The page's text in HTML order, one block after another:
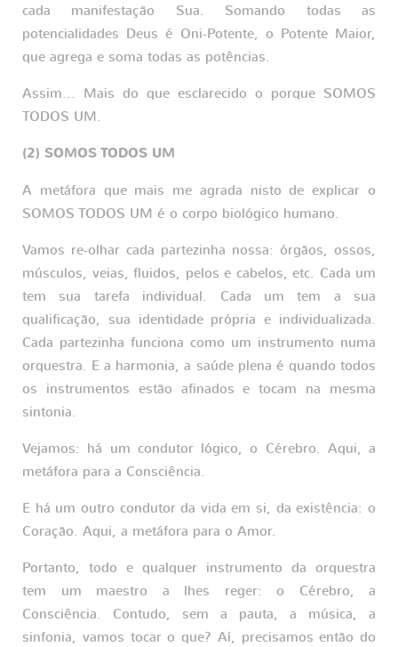
cada manifestação Sua. Somando todas as
potencialidades Deus é Oni-Potente, o Potente Maior,
que agrega e soma todas as potências.
Assim... Mais do que esclarecido o porque SOMOS
TODOS UM.
(2) SOMOS TODOS UM
A metáfora que mais me agrada nisto de explicar o
SOMOS TODOS UM é o corpo biológico humano.
Vamos re-olhar cada partezinha nossa: órgãos, ossos,
músculos, veias, fluidos, pelos e cabelos, etc. Cada um
tem sua tarefa individual. Cada um tem a sua
qualificação, sua identidade própria e individualizada.
Cada partezinha funciona como um instrumento numa
orquestra. E a harmonia, a saúde plena é quando todos
os instrumentos estão afinados e tocam na mesma
sintonia.
Vejamos: há um condutor lógico, o Cérebro. Aqui, a
metáfora para a Consciência.
E há um outro condutor da vida em si, da existência: o
Coração. Aqui, a metáfora para o Amor.
Portanto, todo e qualquer instrumento da orquestra
tem um maestro a lhes reger: o Cérebro, a
Consciência. Contudo, sem a pauta, a música, a
sinfonia, vamos tocar o que? Aí, precisamos então do